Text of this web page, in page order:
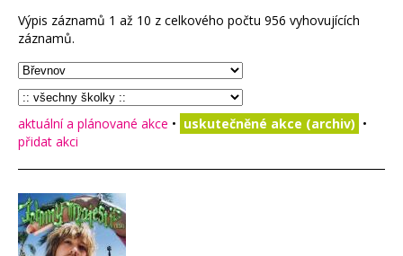
Výpis záznamů 1 až 10 z celkového počtu 956 vyhovujících
záznamů.
aktuální a plánované akce • uskutečněné akce (archiv) •
přidat akci